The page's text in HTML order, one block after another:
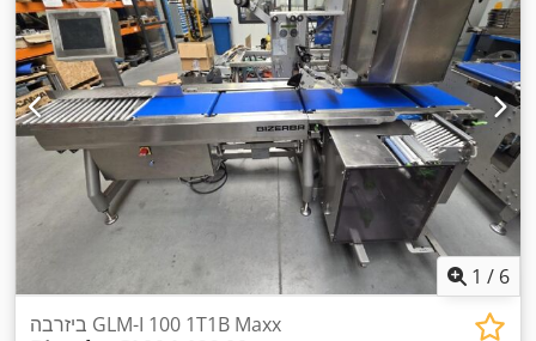
1 / 6
ביזרבה GLM-I 100 1T1B Maxx